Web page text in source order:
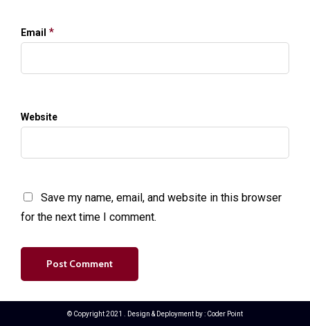
Email *
Website
Save my name, email, and website in this browser
for the next time I comment.
© Copyright 2021 . Design & Deployment by : Coder Point